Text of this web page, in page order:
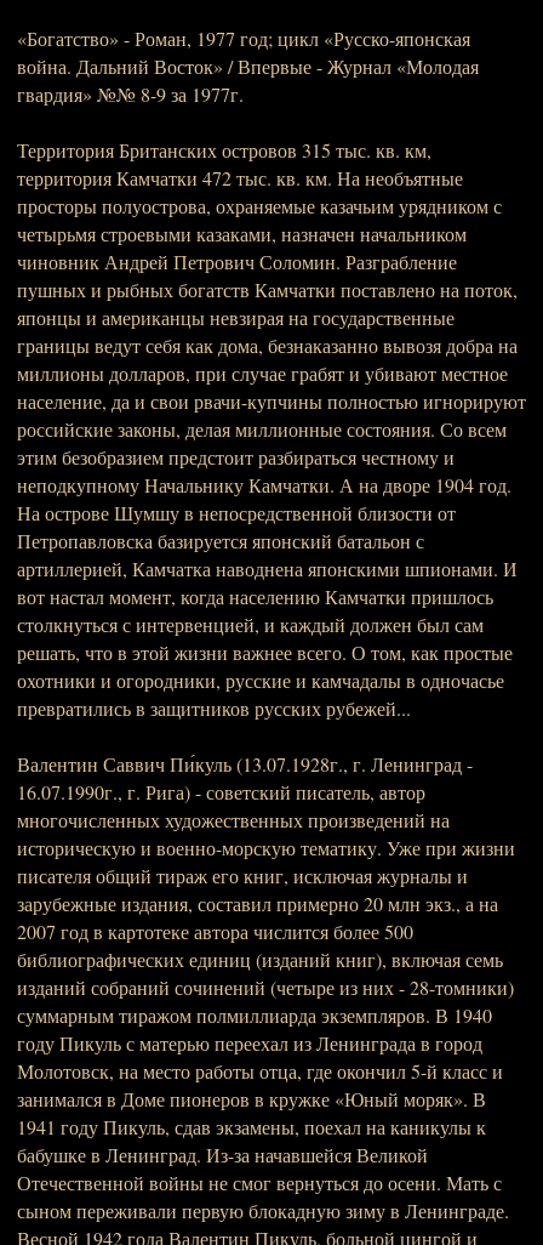
«Богатство» - Роман, 1977 год; цикл «Русско-японская
война. Дальний Восток» / Впервые - Журнал «Молодая
гвардия» №№ 8-9 за 1977г.
Территория Британских островов 315 тыс. кв. км,
территория Камчатки 472 тыс. кв. км. На необъятные
просторы полуострова, охраняемые казачьим урядником с
четырьмя строевыми казаками, назначен начальником
чиновник Андрей Петрович Соломин. Разграбление
пушных и рыбных богатств Камчатки поставлено на поток,
японцы и американцы невзирая на государственные
границы ведут себя как дома, безнаказанно вывозя добра на
миллионы долларов, при случае грабят и убивают местное
население, да и свои рвачи-купчины полностью игнорируют
российские законы, делая миллионные состояния. Со всем
этим безобразием предстоит разбираться честному и
неподкупному Начальнику Камчатки. А на дворе 1904 год.
На острове Шумшу в непосредственной близости от
Петропавловска базируется японский батальон с
артиллерией, Камчатка наводнена японскими шпионами. И
вот настал момент, когда населению Камчатки пришлось
столкнуться с интервенцией, и каждый должен был сам
решать, что в этой жизни важнее всего. О том, как простые
охотники и огородники, русские и камчадалы в одночасье
превратились в защитников русских рубежей...
Валентин Саввич Пи́куль (13.07.1928г., г. Ленинград -
16.07.1990г., г. Рига) - советский писатель, автор
многочисленных художественных произведений на
историческую и военно-морскую тематику. Уже при жизни
писателя общий тираж его книг, исключая журналы и
зарубежные издания, составил примерно 20 млн экз., а на
2007 год в картотеке автора числится более 500
библиографических единиц (изданий книг), включая семь
изданий собраний сочинений (четыре из них - 28-томники)
суммарным тиражом полмиллиарда экземпляров. В 1940
году Пикуль с матерью переехал из Ленинграда в город
Молотовск, на место работы отца, где окончил 5-й класс и
занимался в Доме пионеров в кружке «Юный моряк». В
1941 году Пикуль, сдав экзамены, поехал на каникулы к
бабушке в Ленинград. Из-за начавшейся Великой
Отечественной войны не смог вернуться до осени. Мать с
сыном переживали первую блокадную зиму в Ленинграде.
Весной 1942 года Валентин Пикуль, больной цингой и